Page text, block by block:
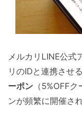
メルカリLINE公式
リのIDと連携させ
ーポン （5%OFF
ンが頻繁に開催さ